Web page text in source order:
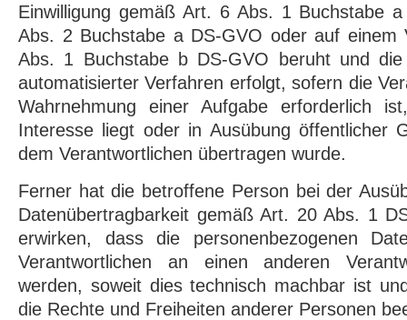
Einwilligung gemäß Art. 6 Abs. 1 Buchstabe
Abs. 2 Buchstabe a DS-GVO oder auf einem
Abs. 1 Buchstabe b DS-GVO beruht und die
automatisierter Verfahren erfolgt, sofern die
Wahrnehmung einer Aufgabe erforderlich
Interesse liegt oder in Ausübung öffentlicher
dem Verantwortlichen übertragen wurde.
Ferner hat die betroffene Person bei der
Datenübertragbarkeit gemäß Art. 20 Abs. 1
erwirken, dass die personenbezogenen
Verantwortlichen an einen anderen
werden, soweit dies technisch machbar ist
die Rechte und Freiheiten anderer Personen